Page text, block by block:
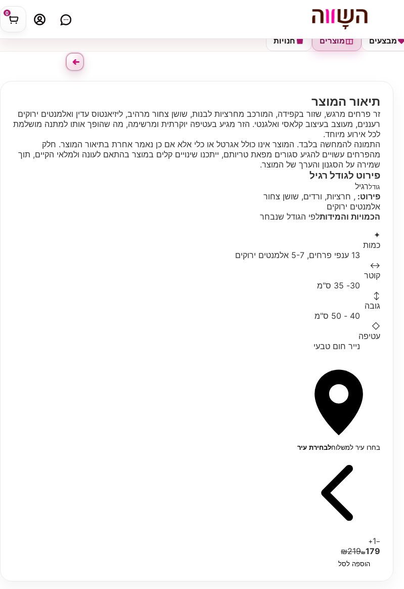
0
חנויות מוצרים מבצעים
תיאור המוצר
זר פרחים מרגש, שזור בקפידה, המורכב מחרציות לבנות, שושן צחור מרהיב, ליזיאנטוס עדין ואלמנטים ירוקים
רעננים, מעוצב בעיצוב קלאסי ואלגנטי. הזר מגיע בעטיפה יוקרתית ומרשימה, מה שהופך אותו למתנה מושלמת
לכל אירוע מיוחד.
התמונה להמחשה בלבד. המוצר אינו כולל אגרטל או כלי אלא אם כן נאמר אחרת בתיאור המוצר. חלק
מהפרחים עשויים להגיע סגורים מפאת טריותם, ייתכנו שינויים קלים במוצר בהתאם לעונה ולמלאי הקיים, תוך
שמירה על הסגנון והערך של המוצר.
פירוט לגודל רגיל
גודלרגיל
פירוט: , חרציות, ורדים, שושן צחור
אלמנטים ירוקים
הכמויות והמידותלפי הגודל שנבחר
✦
כמות
13 ענפי פרחים, 5-7 אלמנטים ירוקים
↔
קוטר
30- 35 ס"מ
↕
גובה
40 - 50 ס"מ
◇
עטיפה
נייר חום טבעי
בחרו עיר למשלוחלבחירת עיר
−
1
+
₪219₪179
הוספה לסל